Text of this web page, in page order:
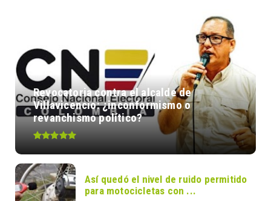
Revocatoria contra el alcalde de
Villavicencio: ¿inconformismo o
revanchismo político?
Así quedó el nivel de ruido permitido
para motocicletas con ...